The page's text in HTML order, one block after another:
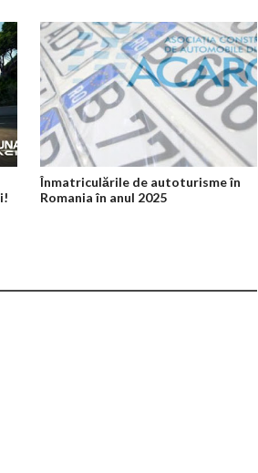
Înmatriculările de autoturisme în
Romania în anul 2025